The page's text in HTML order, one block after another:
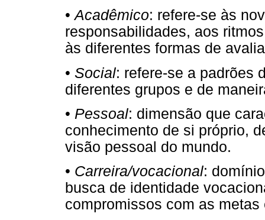
•Acadêmico: refere-se às
responsabilidades, aos
às diferentes formas de
• Social: refere-se a padrões
diferentes grupos e de
• Pessoal: dimensão que
conhecimento de si próprio,
visão pessoal do mundo.
• Carreira/vocacional:
busca de identidade
compromissos com as